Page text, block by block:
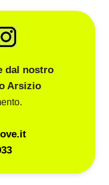
dal nostro
Arsizio